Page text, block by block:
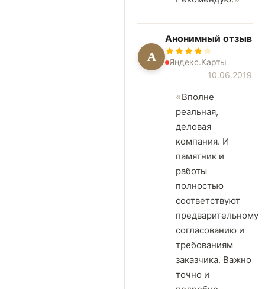
А
Анонимный отзыв
Яндекс.Карты
10.06.2019
Вполне
реальная,
деловая
компания. И
памятник и
работы
полностью
соответствуют
предварительному
согласованию и
требованиям
заказчика. Важно
точно и